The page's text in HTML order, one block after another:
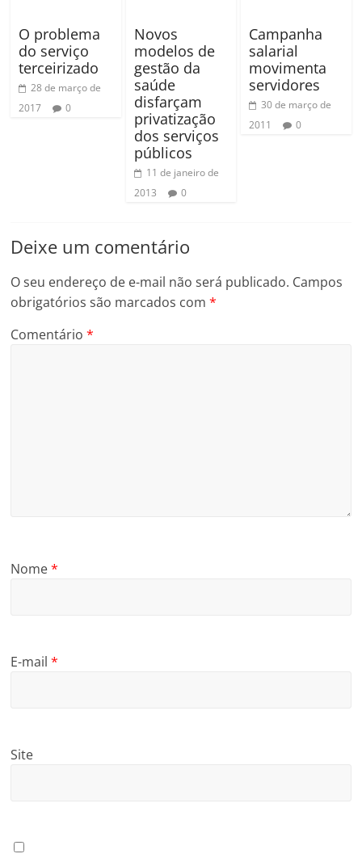
O problema
do serviço
terceirizado
28 de março de
2017
0
Novos
modelos de
gestão da
saúde
disfarçam
privatização
dos serviços
públicos
11 de janeiro de
2013
0
Campanha
salarial
movimenta
servidores
30 de março de
2011
0
Deixe um comentário
O seu endereço de e-mail não será publicado. Campos
obrigatórios são marcados com*
Comentário*
Nome*
E-mail*
Site